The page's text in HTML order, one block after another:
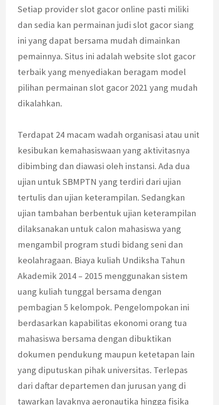
Setiap provider slot gacor online pasti miliki
dan sedia kan permainan judi slot gacor siang
ini yang dapat bersama mudah dimainkan
pemainnya. Situs ini adalah website slot gacor
terbaik yang menyediakan beragam model
pilihan permainan slot gacor 2021 yang mudah
dikalahkan.
Terdapat 24 macam wadah organisasi atau unit
kesibukan kemahasiswaan yang aktivitasnya
dibimbing dan diawasi oleh instansi. Ada dua
ujian untuk SBMPTN yang terdiri dari ujian
tertulis dan ujian keterampilan. Sedangkan
ujian tambahan berbentuk ujian keterampilan
dilaksanakan untuk calon mahasiswa yang
mengambil program studi bidang seni dan
keolahragaan. Biaya kuliah Undiksha Tahun
Akademik 2014 – 2015 menggunakan sistem
uang kuliah tunggal bersama dengan
pembagian 5 kelompok. Pengelompokan ini
berdasarkan kapabilitas ekonomi orang tua
mahasiswa bersama dengan dibuktikan
dokumen pendukung maupun ketetapan lain
yang diputuskan pihak universitas. Terlepas
dari daftar departemen dan jurusan yang di
tawarkan layaknya aeronautika hingga fisika